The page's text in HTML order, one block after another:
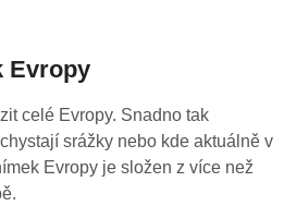
Evropy
celé Evropy. Snadno tak
srážky nebo kde aktuálně v
Evropy je složen z více než